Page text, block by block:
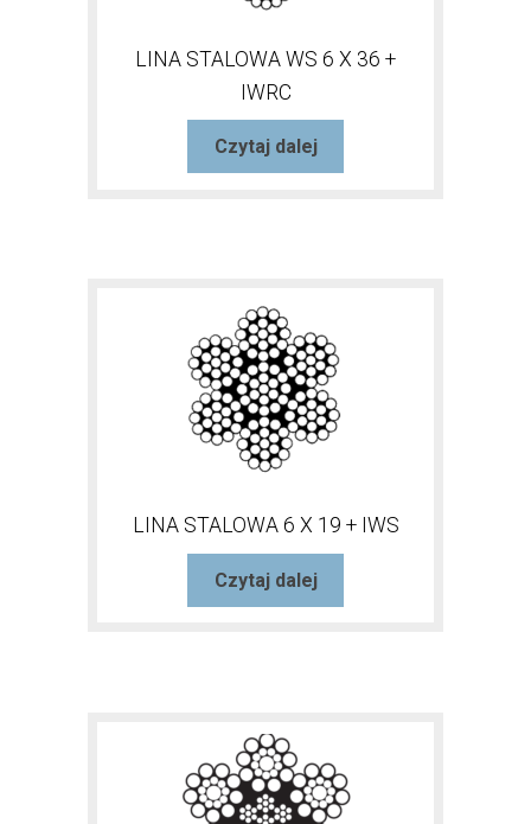
LINA STALOWA WS 6 X 36 +
IWRC
Czytaj dalej
LINA STALOWA 6 X 19 + IWS
Czytaj dalej